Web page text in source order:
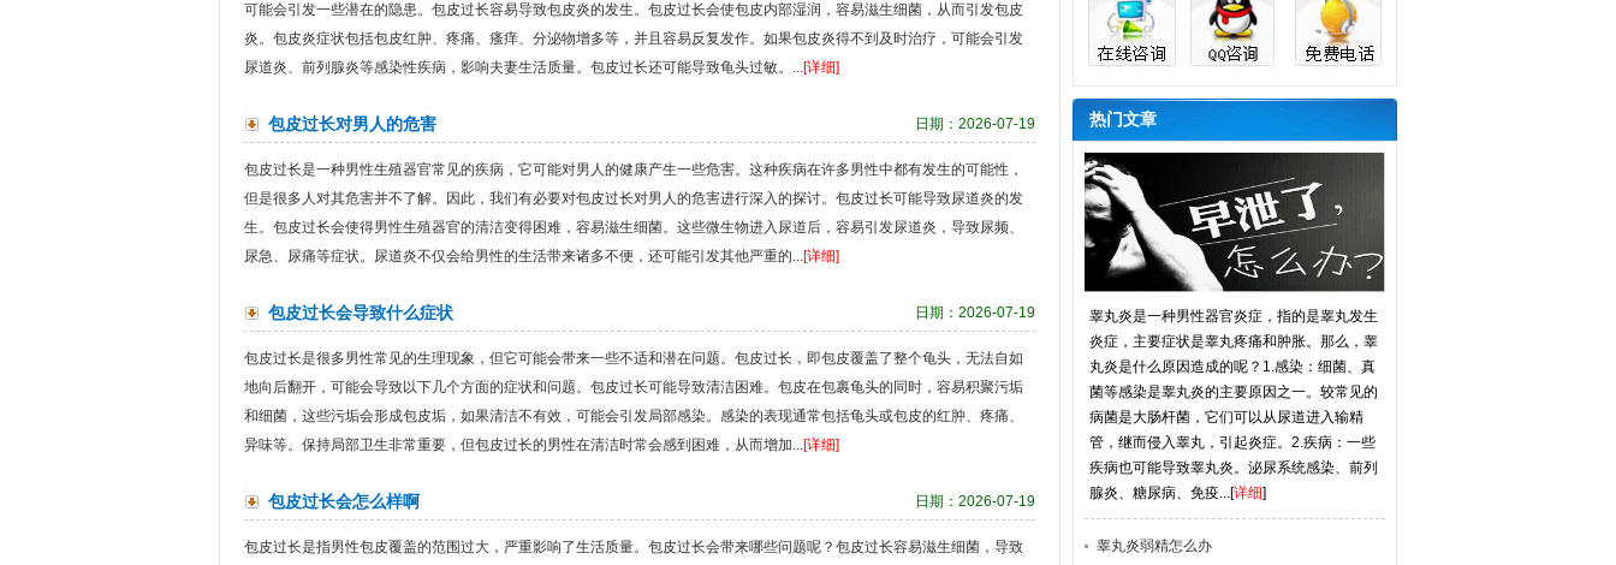
可能会引发一些潜在的隐患。包皮过长容易导致包皮炎的发生。包皮过长会使包皮内部湿润，容易滋生细菌，从而引发包皮
炎。包皮炎症状包括包皮红肿、疼痛、瘙痒、分泌物增多等，并且容易反复发作。如果包皮炎得不到及时治疗，可能会引发
尿道炎、前列腺炎等感染性疾病，影响夫妻生活质量。包皮过长还可能导致龟头过敏。...[详细]
日期：2026-07-19
包皮过长对男人的危害
包皮过长是一种男性生殖器官常见的疾病，它可能对男人的健康产生一些危害。这种疾病在许多男性中都有发生的可能性，
但是很多人对其危害并不了解。因此，我们有必要对包皮过长对男人的危害进行深入的探讨。包皮过长可能导致尿道炎的发
生。包皮过长会使得男性生殖器官的清洁变得困难，容易滋生细菌。这些微生物进入尿道后，容易引发尿道炎，导致尿频、
尿急、尿痛等症状。尿道炎不仅会给男性的生活带来诸多不便，还可能引发其他严重的...[详细]
日期：2026-07-19
包皮过长会导致什么症状
包皮过长是很多男性常见的生理现象，但它可能会带来一些不适和潜在问题。包皮过长，即包皮覆盖了整个龟头，无法自如
地向后翻开，可能会导致以下几个方面的症状和问题。包皮过长可能导致清洁困难。包皮在包裹龟头的同时，容易积聚污垢
和细菌，这些污垢会形成包皮垢，如果清洁不有效，可能会引发局部感染。感染的表现通常包括龟头或包皮的红肿、疼痛、
异味等。保持局部卫生非常重要，但包皮过长的男性在清洁时常会感到困难，从而增加...[详细]
日期：2026-07-19
包皮过长会怎么样啊
包皮过长是指男性包皮覆盖的范围过大，严重影响了生活质量。包皮过长会带来哪些问题呢？包皮过长容易滋生细菌，导致
热门文章
睾丸炎是一种男性器官炎症，指的是睾丸发生
炎症，主要症状是睾丸疼痛和肿胀。那么，睾
丸炎是什么原因造成的呢？1.感染：细菌、真
菌等感染是睾丸炎的主要原因之一。较常见的
病菌是大肠杆菌，它们可以从尿道进入输精
管，继而侵入睾丸，引起炎症。2.疾病：一些
疾病也可能导致睾丸炎。泌尿系统感染、前列
腺炎、糖尿病、免疫...[详细]
睾丸炎弱精怎么办